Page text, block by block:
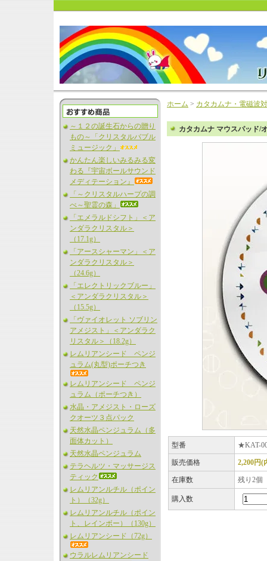
～１２の誕生石からの贈り
もの～「クリスタルバブル
ミュージック」
かんたん楽しいみるみる変
わる『宇宙ボールサウンド
メディテーション』
「～クリスタルハープの調
べ～聖霊の森」
「エメラルドシフト」＜ア
ンダラクリスタル＞
（17.1g）
「アースシャーマン」＜ア
ンダラクリスタル＞
（24.6g）
「エレクトリックブルー」
＜アンダラクリスタル＞
（15.5g）
「ヴァイオレット ソブリン
アメジスト」＜アンダラク
リスタル＞（18.2g）
レムリアンシード ペンジ
ュラム(丸型)ポーチつき
レムリアンシード ペンジ
ュラム（ポーチつき）
水晶・アメジスト・ローズ
クオーツ３点パック
天然水晶ペンジュラム（多
面体カット）
天然水晶ペンジュラム
テラヘルツ・マッサージス
ティック
レムリアンルチル（ポイン
ト）（32g）
レムリアンルチル（ポイン
ト、レインボー）（130g）
レムリアンシード（72g）
ウラルレムリアンシード
ホーム > カタカムナ・電磁波
カタカムナ マウスパッド/
型番 ★KAT-
販売価格 2,200円(
在庫数 残り2個
購入数